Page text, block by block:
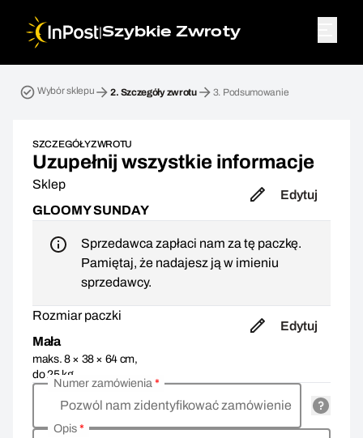
|Szybkie Zwroty
Wybór sklepu 2. Szczegóły zwrotu 3. Podsumowanie
SZCZEGÓŁY ZWROTU
Uzupełnij wszystkie informacje
Sklep
GLOOMY SUNDAY
Edytuj
Sprzedawca zapłaci nam za tę paczkę.
Pamiętaj, że nadajesz ją w imieniu
sprzedawcy.
Rozmiar paczki
Mała
maks. 8 × 38 × 64 cm,
do 25 kg
Edytuj
Pozwól nam zidentyfikować zamówienie
Numer zamówienia*
Opis*